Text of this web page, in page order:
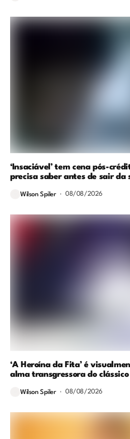
‘Insaciável’ tem cena pós-
precisa saber antes de sair da
Wilson Spiler 08/08/2026
‘A Heroína da Fita’ é
alma transgressora do clássico
Wilson Spiler 08/08/2026